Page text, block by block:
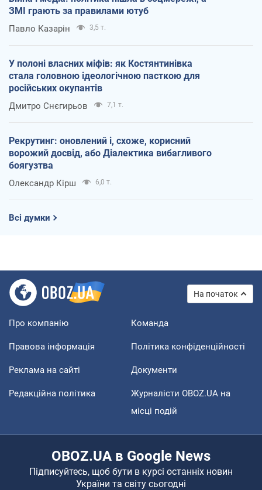
ЗМІ грають за правилами ютуб
Павло Казарін 3,5 т.
У полоні власних міфів: як Костянтинівка
стала головною ідеологічною пасткою для
російських окупантів
Дмитро Снєгирьов 7,1 т.
Рекрутинг: оновлений і, схоже, корисний
ворожий досвід, або Діалектика вибагливого
боягузтва
Олександр Кірш 6,0 т.
Всі думки
На початок
Про компанію Команда
Правова інформація Політика конфіденційності
Реклама на сайті Документи
Редакційна політика
Журналісти OBOZ.UA на
місці подій
OBOZ.UA в Google News
Підписуйтесь, щоб бути в курсі останніх новин
України та світу сьогодні